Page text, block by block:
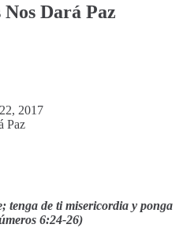
Dará Paz
2017
tenga de ti misericordia y ponga
6:24-26)